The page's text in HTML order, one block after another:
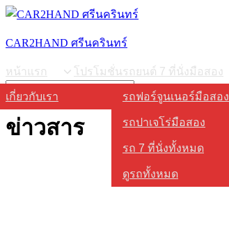
Skip
CAR2HAND ศรีนครินทร์
หน้าแรก
เกี่ยวกับเรา
โปรโมชั่นรถยนต์ 7 ที่นั่งมือสอง
รถฟอร์จูนเนอร์มือสอง
รถปาเจโร่มือสอง
รถ 7 ที่นั่งทั้งหมด
ดูรถทั้งหมด
Search
for:
ข่าวสาร